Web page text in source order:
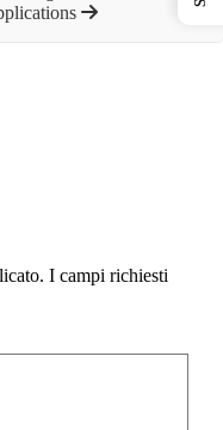
I campi richiesti